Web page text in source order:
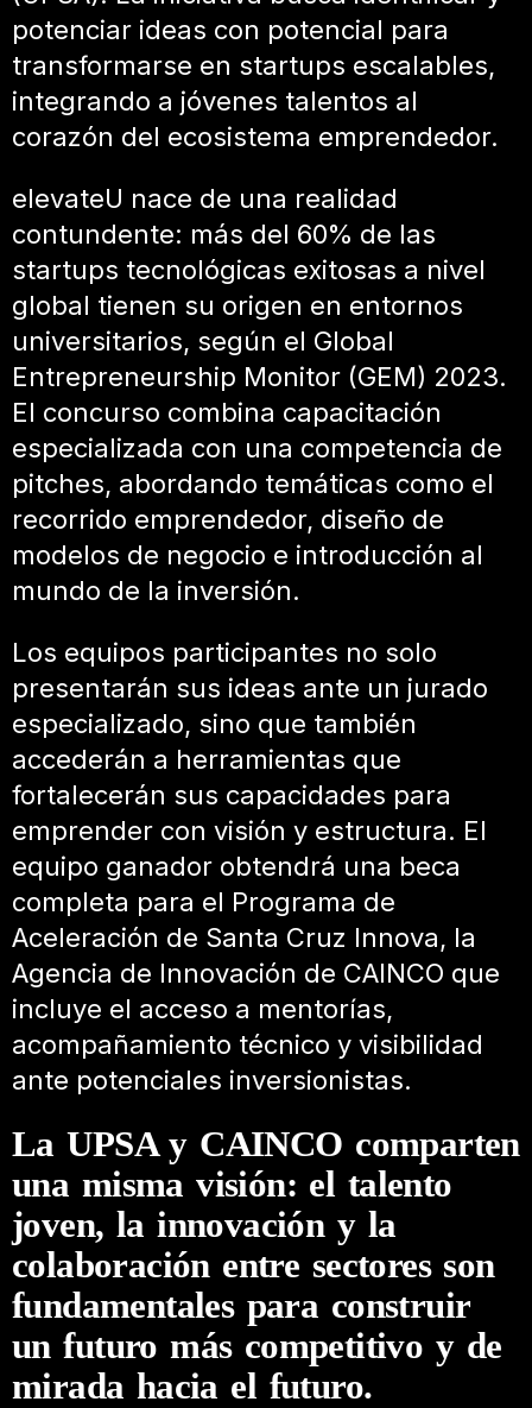
potenciar ideas con potencial para
transformarse en startups escalables,
integrando a jóvenes talentos al
corazón del ecosistema emprendedor.
elevateU nace de una realidad
contundente: más del 60% de las
startups tecnológicas exitosas a nivel
global tienen su origen en entornos
universitarios, según el Global
Entrepreneurship Monitor (GEM) 2023.
El concurso combina capacitación
especializada con una competencia de
pitches, abordando temáticas como el
recorrido emprendedor, diseño de
modelos de negocio e introducción al
mundo de la inversión.
Los equipos participantes no solo
presentarán sus ideas ante un jurado
especializado, sino que también
accederán a herramientas que
fortalecerán sus capacidades para
emprender con visión y estructura. El
equipo ganador obtendrá una beca
completa para el Programa de
Aceleración de Santa Cruz Innova, la
Agencia de Innovación de CAINCO que
incluye el acceso a mentorías,
acompañamiento técnico y visibilidad
ante potenciales inversionistas.
La UPSA y CAINCO comparten
una misma visión: el talento
joven, la innovación y la
colaboración entre sectores son
fundamentales para construir
un futuro más competitivo y de
mirada hacia el futuro.